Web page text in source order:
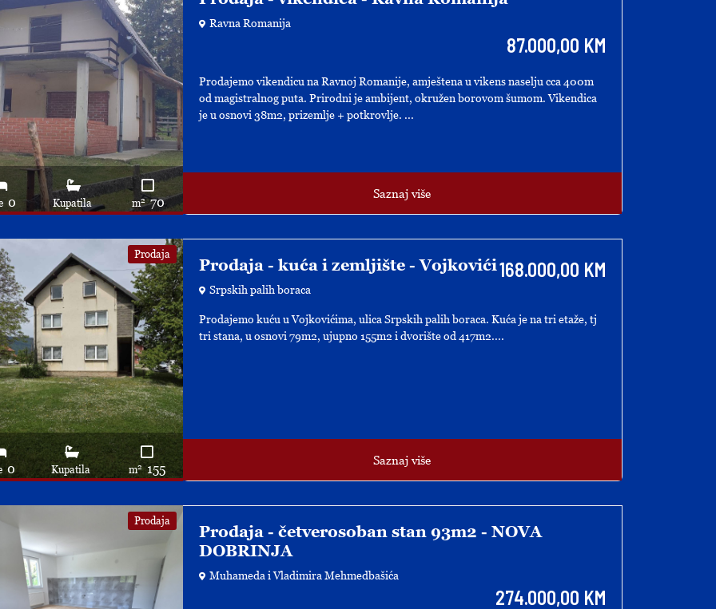
0 Kupatila m2 70
Ravna Romanija
87.000,00 KM
Prodajemo vikendicu na Ravnoj Romanije, amještena u vikens naselju cca 400m
od magistralnog puta. Prirodni je ambijent, okružen borovom šumom. Vikendica
je u osnovi 38m2, prizemlje + potkrovlje. ...
Saznaj više
0 Kupatila m2 155
Prodaja
Prodaja - kuća i zemljište - Vojkovići
Srpskih palih boraca
168.000,00 KM
Prodajemo kuću u Vojkovićima, ulica Srpskih palih boraca. Kuća je na tri etaže, tj
tri stana, u osnovi 79m2, ujupno 155m2 i dvorište od 417m2....
Saznaj više
Prodaja
Prodaja - četverosoban stan 93m2 - NOVA
DOBRINJA
Muhameda i Vladimira Mehmedbašića
274.000,00 KM